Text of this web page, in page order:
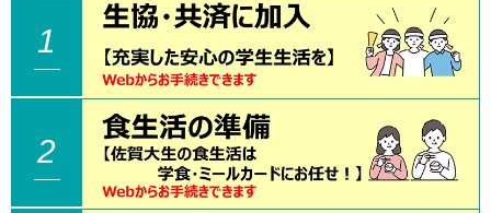
1
2
タブレット、電子書籍について